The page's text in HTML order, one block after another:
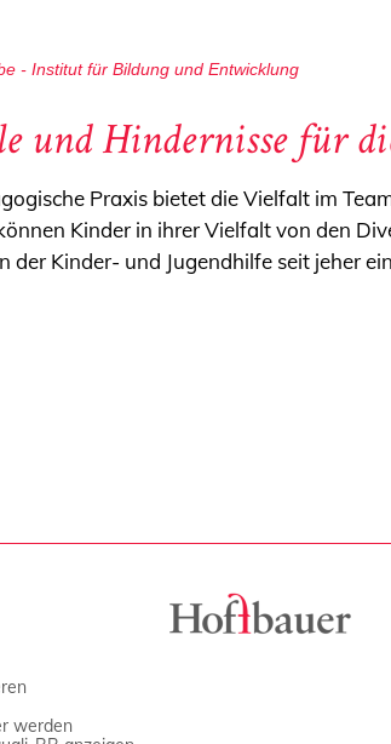
- Institut für Bildung und Entwicklung
und Hindernisse für
Praxis bietet die Vielfalt im
Kinder in ihrer Vielfalt von den
der Kinder- und Jugendhilfe seit jeher
werden